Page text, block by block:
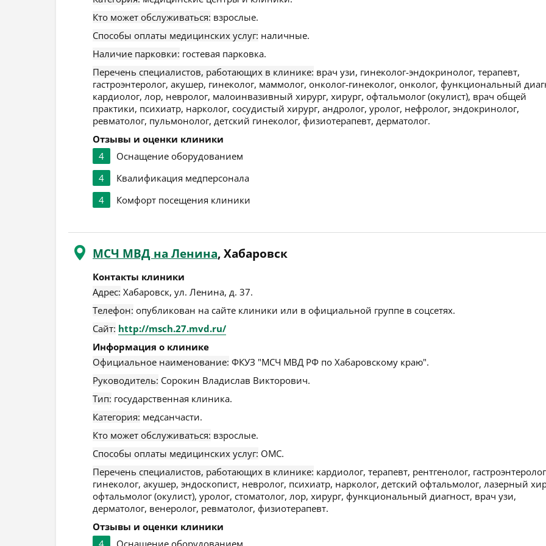
Кто может обслуживаться: взрослые.
Способы оплаты медицинских услуг: наличные.
Наличие парковки: гостевая парковка.
Перечень специалистов, работающих в клинике: врач узи, гинеколог-эндокринолог, терапевт,
гастроэнтеролог, акушер, гинеколог, маммолог, онколог-гинеколог, онколог, функциональный
кардиолог, лор, невролог, малоинвазивный хирург, хирург, офтальмолог (окулист), врач общей
практики, психиатр, нарколог, сосудистый хирург, андролог, уролог, нефролог, эндокринолог,
ревматолог, пульмонолог, детский гинеколог, физиотерапевт, дерматолог.
Отзывы и оценки клиники
4
Оснащение оборудованием
4
Квалификация медперсонала
4
Комфорт посещения клиники
МСЧ МВД на Ленина, Хабаровск
Контакты клиники
Адрес: Хабаровск, ул. Ленина, д. 37.
Телефон: опубликован на сайте клиники или в официальной группе в соцсетях.
Сайт: http://msch.27.mvd.ru/
Информация о клинике
Официальное наименование: ФКУЗ "МСЧ МВД РФ по Хабаровскому краю".
Руководитель: Сорокин Владислав Викторович.
Тип: государственная клиника.
Категория: медсанчасти.
Кто может обслуживаться: взрослые.
Способы оплаты медицинских услуг: ОМС.
Перечень специалистов, работающих в клинике: кардиолог, терапевт, рентгенолог,
гинеколог, акушер, эндоскопист, невролог, психиатр, нарколог, детский офтальмолог, лазерный
офтальмолог (окулист), уролог, стоматолог, лор, хирург, функциональный диагност, врач узи,
дерматолог, венеролог, ревматолог, физиотерапевт.
Отзывы и оценки клиники
4
Оснащение оборудованием